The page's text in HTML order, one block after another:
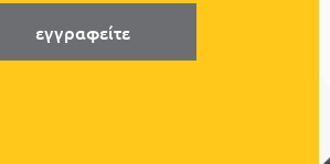
εγγραφείτε